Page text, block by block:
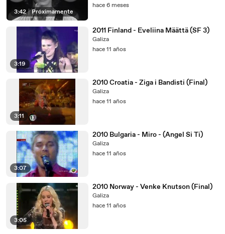
3:42 | Próximamente
hace 6 meses
3:19
2011 Finland - Eveliina Määttä (SF 3)
Galiza
hace 11 años
3:11
2010 Croatia - Ziga i Bandisti (Final)
Galiza
hace 11 años
3:07
2010 Bulgaria - Miro - (Angel Si Ti)
Galiza
hace 11 años
3:05
2010 Norway - Venke Knutson (Final)
Galiza
hace 11 años